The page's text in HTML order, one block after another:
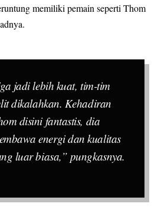
memiliki pemain seperti Thom
jadi lebih kuat, tim-tim
dikalahkan. Kehadiran
disini fantastis, dia
energi dan kualitas
luar biasa,” pungkasnya.